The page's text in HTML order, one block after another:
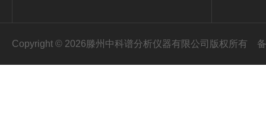
Copyright © 2026滕州中科谱分析仪器有限公司版权所有